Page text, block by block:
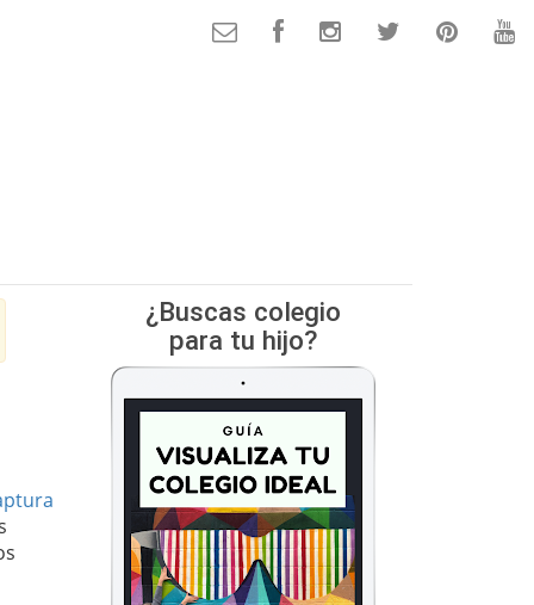
¿Buscas colegio
para tu hijo?